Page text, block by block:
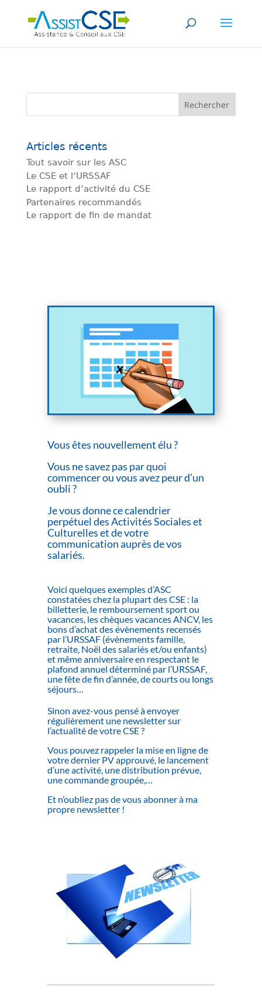
Articles récents
Tout savoir sur les ASC
Le CSE et l’URSSAF
Le rapport d’activité du CSE
Partenaires recommandés
Le rapport de fin de mandat
Vous êtes nouvellement élu ?
Vous ne savez pas par quoi
commencer ou vous avez peur d’un
oubli ?
Je vous donne ce calendrier
perpétuel des Activités Sociales et
Culturelles et de votre
communication auprès de vos
salariés.
Voici quelques exemples d’ASC
constatées chez la plupart des CSE : la
billetterie, le remboursement sport ou
vacances, les chèques vacances ANCV, les
bons d’achat des évènements recensés
par l’URSSAF (évènements famille,
retraite, Noël des salariés et/ou enfants)
et même anniversaire en respectant le
plafond annuel déterminé par l’URSSAF,
une fête de fin d’année, de courts ou longs
séjours…
Sinon avez-vous pensé à envoyer
régulièrement une newsletter sur
l’actualité de votre CSE ?
Vous pouvez rappeler la mise en ligne de
votre dernier PV approuvé, le lancement
d’une activité, une distribution prévue,
une commande groupée,…
Et n’oubliez pas de vous abonner à ma
propre newsletter !